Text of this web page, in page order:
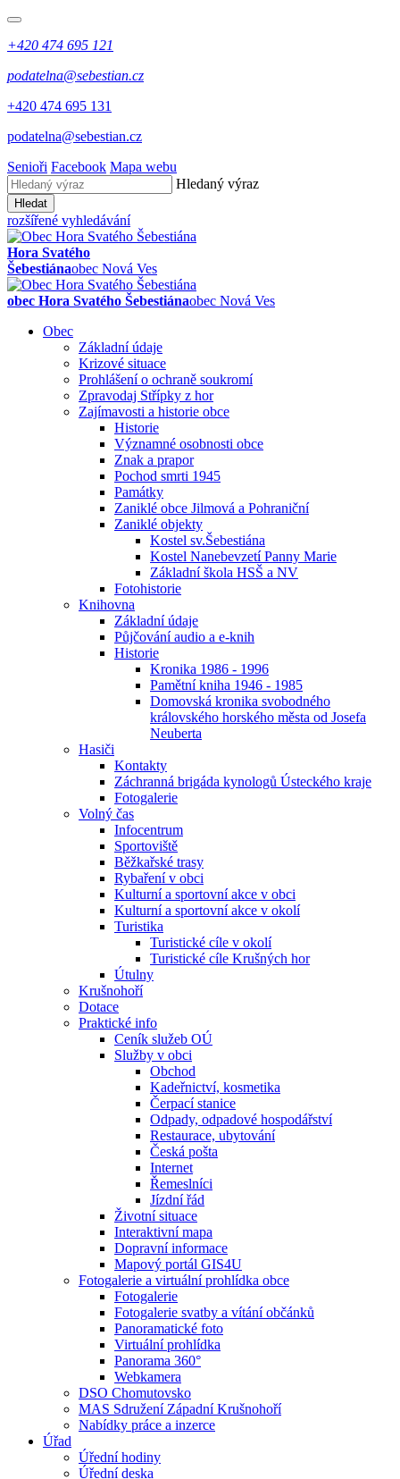
+420 474 695 121
podatelna@sebestian.cz
+420 474 695 131
podatelna@sebestian.cz
Senioři Facebook Mapa webu
Hledaný výraz
Hledat
rozšířené vyhledávání
Hora Svatého
Šebestiánaobec Nová Ves
obec Hora Svatého Šebestiánaobec Nová Ves
Obec
Základní údaje
Krizové situace
Prohlášení o ochraně soukromí
Zpravodaj Střípky z hor
Zajímavosti a historie obce
Historie
Významné osobnosti obce
Znak a prapor
Pochod smrti 1945
Památky
Zaniklé obce Jilmová a Pohraniční
Zaniklé objekty
Kostel sv.Šebestiána
Kostel Nanebevzetí Panny Marie
Základní škola HSŠ a NV
Fotohistorie
Knihovna
Základní údaje
Půjčování audio a e-knih
Historie
Kronika 1986 - 1996
Pamětní kniha 1946 - 1985
Domovská kronika svobodného
královského horského města od Josefa
Neuberta
Hasiči
Kontakty
Záchranná brigáda kynologů Ústeckého kraje
Fotogalerie
Volný čas
Infocentrum
Sportoviště
Běžkařské trasy
Rybaření v obci
Kulturní a sportovní akce v obci
Kulturní a sportovní akce v okolí
Turistika
Turistické cíle v okolí
Turistické cíle Krušných hor
Útulny
Krušnohoří
Dotace
Praktické info
Ceník služeb OÚ
Služby v obci
Obchod
Kadeřnictví, kosmetika
Čerpací stanice
Odpady, odpadové hospodářství
Restaurace, ubytování
Česká pošta
Internet
Řemeslníci
Jízdní řád
Životní situace
Interaktivní mapa
Dopravní informace
Mapový portál GIS4U
Fotogalerie a virtuální prohlídka obce
Fotogalerie
Fotogalerie svatby a vítání občánků
Panoramatické foto
Virtuální prohlídka
Panorama 360°
Webkamera
DSO Chomutovsko
MAS Sdružení Západní Krušnohoří
Nabídky práce a inzerce
Úřad
Úřední hodiny
Úřední deska